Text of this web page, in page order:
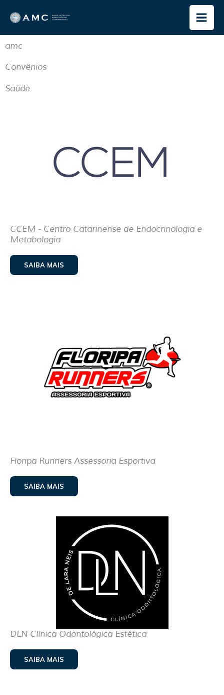
para
o
amc
Convênios
Saúde
CCEM - Centro Catarinense de Endocrinologia e
Metabologia
SAIBA MAIS
Floripa Runners Assessoria Esportiva
SAIBA MAIS
DLN Clínica Odontológica Estética
SAIBA MAIS